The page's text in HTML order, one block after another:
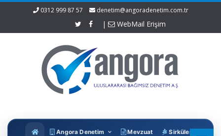
0312 999 87 57 denetim@angoradenetim.com.tr
| WebMail Erişim
Angora Denetim Mevzuat Sirküler